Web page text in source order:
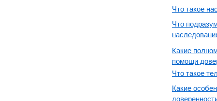
Что такое
Что
Какие
помощи
Что такое
Какие